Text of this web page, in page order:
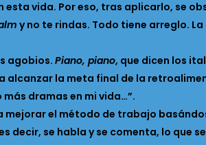
vida. Por eso, tras aplicarlo, se
y no te rindas. Todo tiene arreglo.
agobios.Piano, piano, que dicen los
la meta final de la
dramas en mi vida…”.
mejorar el método de trabajo
decir, se habla y se comenta, lo que